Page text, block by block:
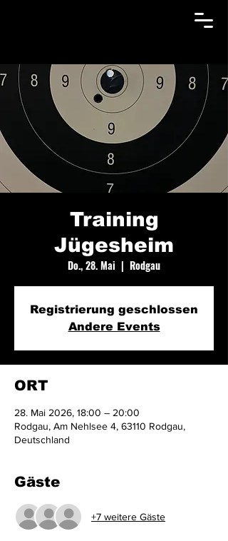
Training
Jügesheim
Do., 28. Mai
  |
Rodgau
Registrierung geschlossen
Andere Events
ORT
28. Mai 2026, 18:00 – 20:00
Rodgau, Am Nehlsee 4, 63110 Rodgau,
Deutschland
Gäste
+7 weitere Gäste